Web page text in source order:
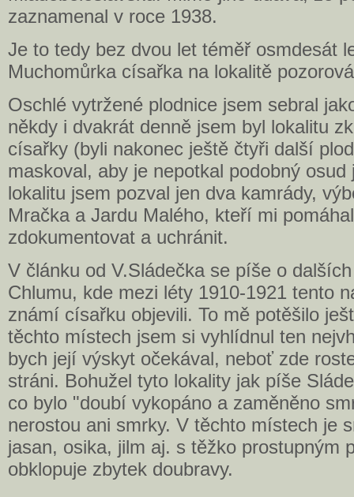
zaznamenal v roce 1938.
Je to tedy bez dvou let téměř osmdesát
Muchomůrka císařka na lokalitě
Oschlé vytržené plodnice jsem sebral
někdy i dvakrát denně jsem byl lokalitu
císařky (byli nakonec ještě čtyři další
maskoval, aby je nepotkal podobný
lokalitu jsem pozval jen dva kamrády,
Mračka a Jardu Malého, kteří mi
zdokumentovat a uchránit.
V článku od V.Sládečka se píše o
Chlumu, kde mezi léty 1910-1921 tento
známí císařku objevili. To mě potěšilo
těchto místech jsem si vyhlídnul ten
bych její výskyt očekával, neboť zde
stráni. Bohužel tyto lokality jak píše
co bylo "doubí vykopáno a zaměněno
nerostou ani smrky. V těchto místech je
jasan, osika, jilm aj. s těžko prostupným
obklopuje zbytek doubravy.